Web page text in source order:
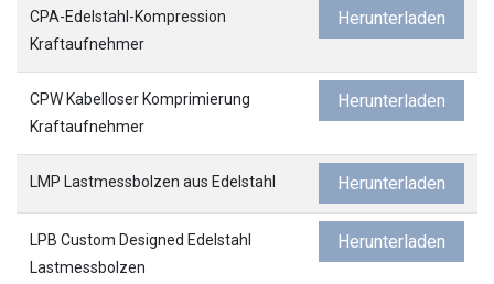
CPA-Edelstahl-Kompression
Kraftaufnehmer
Herunterladen
CPW Kabelloser Komprimierung
Kraftaufnehmer
Herunterladen
LMP Lastmessbolzen aus Edelstahl Herunterladen
LPB Custom Designed Edelstahl
Lastmessbolzen
Herunterladen